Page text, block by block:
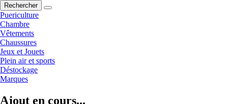
Rechercher
Puericulture
Chambre
Vêtements
Chaussures
Jeux et Jouets
Plein air et sports
Déstockage
Marques
Ajout en cours...